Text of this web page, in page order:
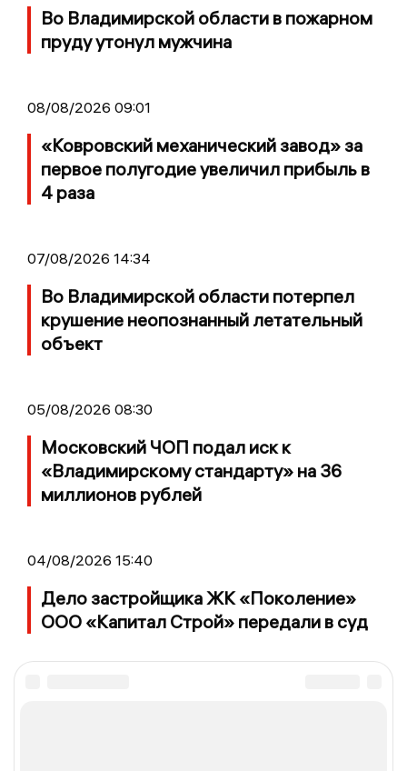
Во Владимирской области в пожарном
пруду утонул мужчина
08/08/2026 09:01
«Ковровский механический завод» за
первое полугодие увеличил прибыль в
4 раза
07/08/2026 14:34
Во Владимирской области потерпел
крушение неопознанный летательный
объект
05/08/2026 08:30
Московский ЧОП подал иск к
«Владимирскому стандарту» на 36
миллионов рублей
04/08/2026 15:40
Дело застройщика ЖК «Поколение»
ООО «Капитал Строй» передали в суд